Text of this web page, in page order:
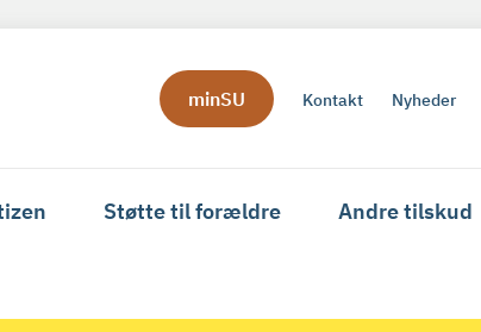
minSU Kontakt Nyheder
Støtte til forældre Andre tilskud